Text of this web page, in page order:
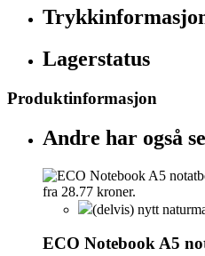
Lagerstatus
Produktinformasjon
Andre har også
(delvis) nytt
ECO Notebook A5